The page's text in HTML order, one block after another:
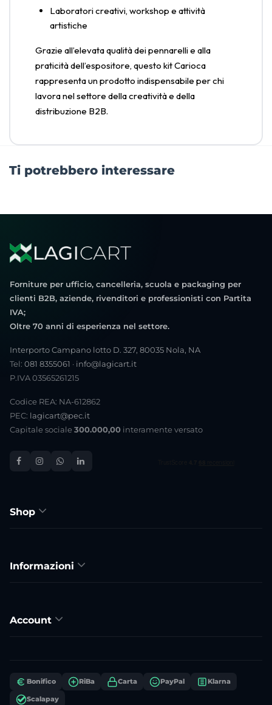
Laboratori creativi, workshop e attività
artistiche
Grazie all’elevata qualità dei pennarelli e alla
praticità dell’espositore, questo kit Carioca
rappresenta un prodotto indispensabile per chi
lavora nel settore della creatività e della
distribuzione B2B.
Ti potrebbero interessare
Forniture per ufficio, cancelleria, scuola e packaging per
clienti B2B, aziende, rivenditori e professionisti con Partita
IVA;
Oltre 70 anni di esperienza nel settore.
Interporto Campano lotto D. 327, 80035 Nola, NA
Tel: 081 8355061 · info@lagicart.it
P.IVA 03565261215
Codice REA: NA-612862
PEC: lagicart@pec.it
Capitale sociale 300.000,00 interamente versato
Shop
Informazioni
Account
Bonifico RiBa Carta PayPal Klarna
Scalapay